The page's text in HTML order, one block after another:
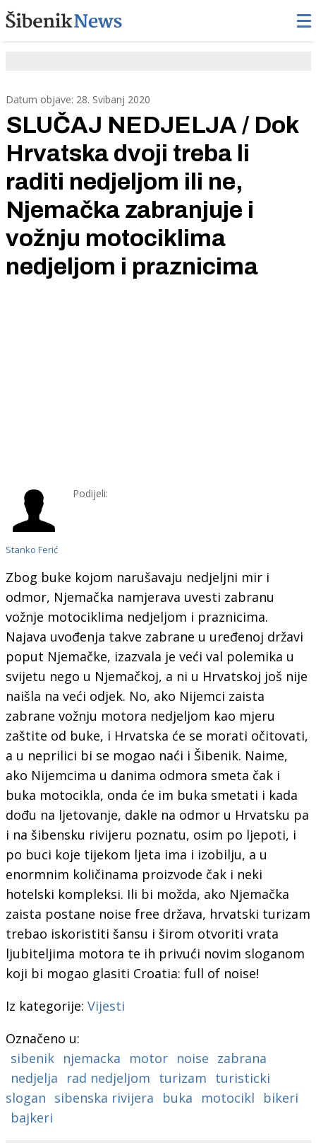
Datum objave: 28. Svibanj 2020
SLUČAJ NEDJELJA / Dok
Hrvatska dvoji treba li
raditi nedjeljom ili ne,
Njemačka zabranjuje i
vožnju motociklima
nedjeljom i praznicima
Stanko Ferić
Podijeli:
Zbog buke kojom narušavaju nedjeljni mir i
odmor, Njemačka namjerava uvesti zabranu
vožnje motociklima nedjeljom i praznicima.
Najava uvođenja takve zabrane u uređenoj državi
poput Njemačke, izazvala je veći val polemika u
svijetu nego u Njemačkoj, a ni u Hrvatskoj još nije
naišla na veći odjek. No, ako Nijemci zaista
zabrane vožnju motora nedjeljom kao mjeru
zaštite od buke, i Hrvatska će se morati očitovati,
a u neprilici bi se mogao naći i Šibenik. Naime,
ako Nijemcima u danima odmora smeta čak i
buka motocikla, onda će im buka smetati i kada
dođu na ljetovanje, dakle na odmor u Hrvatsku pa
i na šibensku rivijeru poznatu, osim po ljepoti, i
po buci koje tijekom ljeta ima i izobilju, a u
enormnim količinama proizvode čak i neki
hotelski kompleksi. Ili bi možda, ako Njemačka
zaista postane noise free država, hrvatski turizam
trebao iskoristiti šansu i širom otvoriti vrata
ljubiteljima motora te ih privući novim sloganom
koji bi mogao glasiti Croatia: full of noise!
Iz kategorije: Vijesti
Označeno u:
sibenik njemacka motor noise zabrana
nedjelja
rad nedjeljom turizam turisticki
slogan sibenska rivijera buka motocikl
bikeri
bajkeri